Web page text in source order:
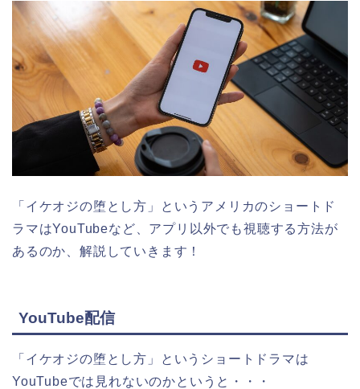
「イケオジの堕とし方」というアメリカのショートド
ラマはYouTubeなど、アプリ以外でも視聴する方法が
あるのか、解説していきます！
YouTube配信
「イケオジの堕とし方 」 という ショートドラマは
YouTubeでは見れないのかというと・・・